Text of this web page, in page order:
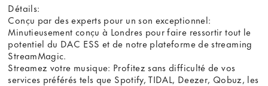
Détails:
Conçu par des experts pour un son exceptionnel:
Minutieusement conçu à Londres pour faire ressortir tout le
potentiel du DAC ESS et de notre plateforme de streaming
StreamMagic.
Streamez votre musique: Profitez sans difficulté de vos
services préférés tels que Spotify, TIDAL, Deezer, Qobuz, les